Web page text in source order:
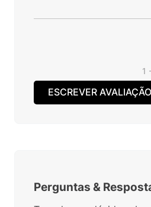
1
ESCREVER AVALIAÇÃO
Perguntas &